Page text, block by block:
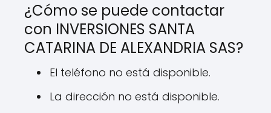
¿Cómo se puede contactar
con INVERSIONES SANTA
CATARINA DE ALEXANDRIA SAS?
El teléfono no está disponible.
La dirección no está disponible.